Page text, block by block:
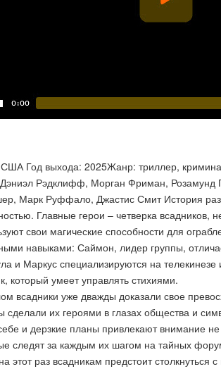
Год выхода: 2025Жанр: триллер,
Рэдклифф, Морган Фриман, Розамунд
Марк Руффало, Джастис Смит История
Главные герои – четверка
свои магические способности для
навыками: Саймон, лидер группы,
и Маркус специализируются на
который умеет управлять стихиями.
всадники уже дважды доказали свое
сделали их героями в глазах общества и
и дерзкие планы привлекают внимание
следят за каждым их шагом на тайных
этот раз всадникам предстоит